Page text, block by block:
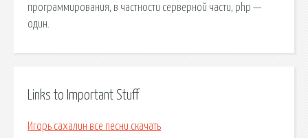
программирования, в частности серверной части, php —
один.
Links to Important Stuff
Игорь сахалин все песни скачать